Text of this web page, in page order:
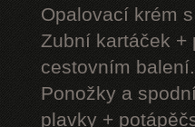
Opalovací krém
Zubní kartáček +
cestovním balení.
Ponožky a
plavky +